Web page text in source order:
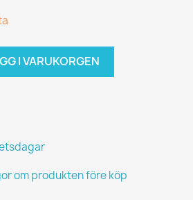
I VARUKORGEN
om produkten före köp